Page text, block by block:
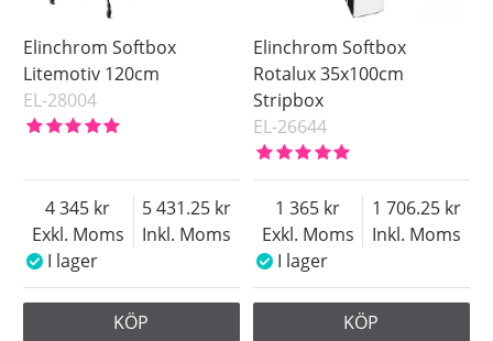
Elinchrom Softbox
Litemotiv 120cm
EL-28004
Exkl. Moms
4 345
Inkl. Moms
5 431.25
I lager
KÖP
Elinchrom Softbox
Rotalux 35x100cm
Stripbox
EL-26644
Exkl. Moms
1 365
Inkl. Moms
1 706.25
I lager
KÖP